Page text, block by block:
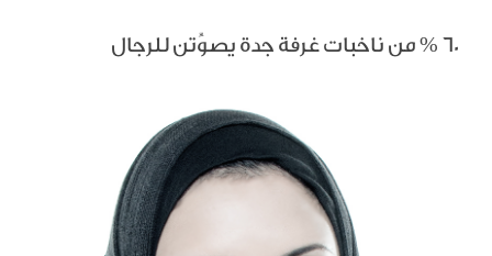
60 % من ناخبات غرفة جدة يصوِّتن للرجال